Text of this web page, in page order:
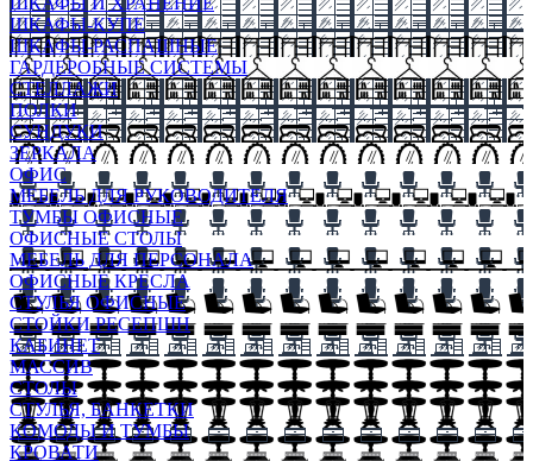
ШКАФЫ-КУПЕ
ШКАФЫ-РАСПАШНЫЕ
ГАРДЕРОБНЫЕ СИСТЕМЫ
СТЕЛЛАЖИ
ПОЛКИ
СУНДУКИ
ЗЕРКАЛА
ОФИС
МЕБЕЛЬ ДЛЯ РУКОВОДИТЕЛЯ
ТУМБЫ ОФИСНЫЕ
ОФИСНЫЕ СТОЛЫ
МЕБЕЛЬ ДЛЯ ПЕРСОНАЛА
ОФИСНЫЕ КРЕСЛА
СТУЛЬЯ ОФИСНЫЕ
СТОЙКИ РЕСЕПШН
КАБИНЕТ
МАССИВ
СТОЛЫ
СТУЛЬЯ, БАНКЕТКИ
КОМОДЫ И ТУМБЫ
КРОВАТИ